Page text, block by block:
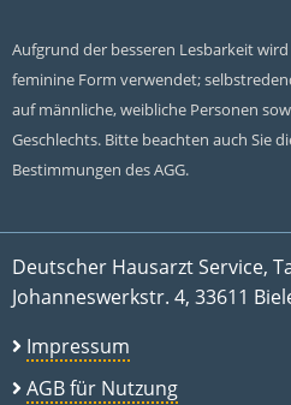
Aufgrund der besseren Lesbarkeit
feminine Form verwendet;
auf männliche, weibliche Personen
Geschlechts. Bitte beachten auch Sie
Bestimmungen des AGG.
Deutscher Hausarzt Service,
Johanneswerkstr. 4, 33611
Impressum
AGB für Nutzung